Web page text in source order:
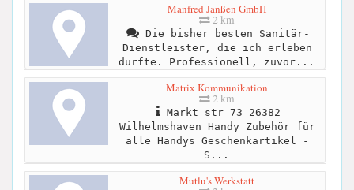
Manfred Janßen GmbH
2 km
Die bisher besten Sanitär-
Dienstleister, die ich erleben
durfte. Professionell, zuvor...
Matrix Kommunikation
2 km
Markt str 73 26382
Wilhelmshaven Handy Zubehör für
alle Handys Geschenkartikel -
S...
Mutlu's Werkstatt